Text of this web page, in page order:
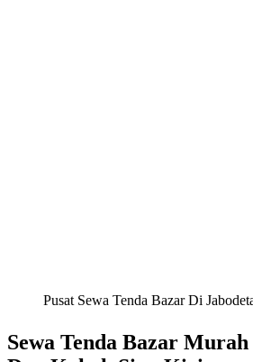
Pusat Sewa Tenda Bazar Di
Sewa Tenda Bazar